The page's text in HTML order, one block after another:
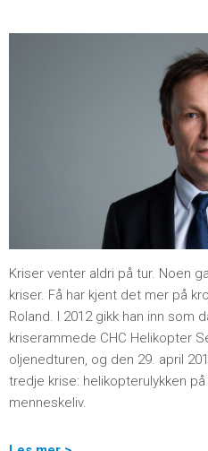
Kriser venter aldri på tur. Noen
kriser. Få har kjent det mer på
Roland. I 2012 gikk han inn som
kriserammede CHC Helikopter
oljenedturen, og den 29. april
tredje krise: helikopterulykken
menneskeliv.